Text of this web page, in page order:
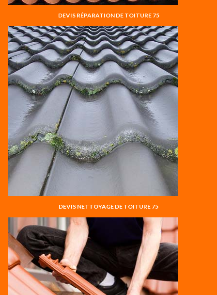
DEVIS RÉPARATION DE TOITURE 75
DEVIS NETTOYAGE DE TOITURE 75